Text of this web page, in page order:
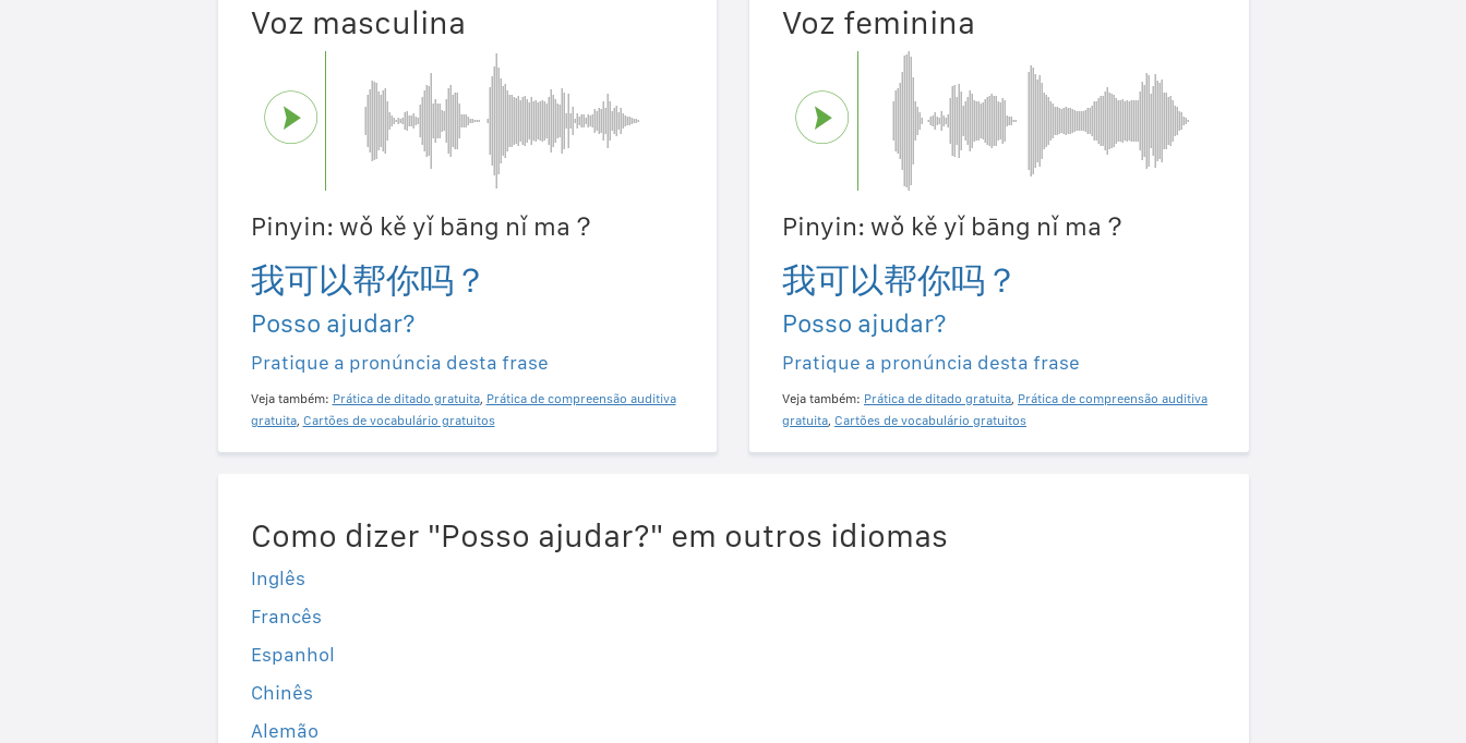
Voz masculina
Pinyin: wǒ kě yǐ bāng nǐ ma？
我可以帮你吗？
Posso ajudar?
Pratique a pronúncia desta frase
Veja também: Prática de ditado gratuita, Prática de compreensão auditiva
gratuita, Cartões de vocabulário gratuitos
Voz feminina
Pinyin: wǒ kě yǐ bāng nǐ ma？
我可以帮你吗？
Posso ajudar?
Pratique a pronúncia desta frase
Veja também: Prática de ditado gratuita, Prática de compreensão auditiva
gratuita, Cartões de vocabulário gratuitos
Como dizer "Posso ajudar?" em outros idiomas
Inglês
Francês
Espanhol
Chinês
Alemão